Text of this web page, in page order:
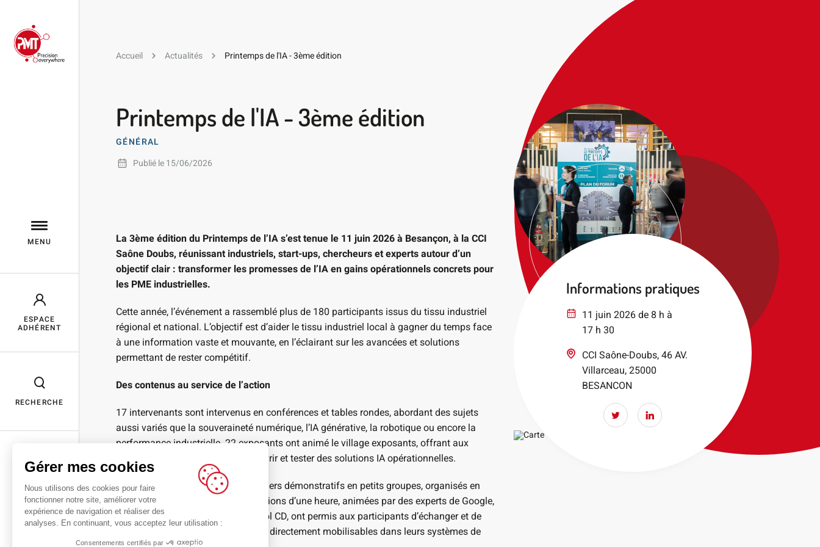
MENU
ESPACE
ADHÉRENT
RECHERCHE
Accueil Actualités Printemps de l'IA - 3ème édition
Printemps de l'IA - 3ème édition
GÉNÉRAL
Publié le 15/06/2026
La 3ème édition du Printemps de l’IA s’est tenue le 11 juin 2026 à Besançon, à la CCI
Saône Doubs, réunissant industriels, start-ups, chercheurs et experts autour d’un
objectif clair : transformer les promesses de l’IA en gains opérationnels concrets pour
les PME industrielles.
Cette année, l’événement a rassemblé plus de 180 participants issus du tissu industriel
régional et national. L’objectif est d’aider le tissu industriel local à gagner du temps face
à une information vaste et mouvante, en l’éclairant sur les avancées et solutions
permettant de rester compétitif.
Des contenus au service de l’action
17 intervenants sont intervenus en conférences et tables rondes, abordant des sujets
aussi variés que la souveraineté numérique, l’IA générative, la robotique ou encore la
performance industrielle. 22 exposants ont animé le village exposants, offrant aux
participants l’opportunité de découvrir et tester des solutions IA opérationnelles.
Nouveauté de cette édition : 11 ateliers démonstratifs en petits groupes, organisés en
parallèle des conférences. Ces sessions d’une heure, animées par des experts de Google,
Orange, SPIE, Dicte.ai ou encore Atol CD, ont permis aux participants d’échanger et de
mettre en pratique des applications directement mobilisables dans leurs systèmes de
Informations pratiques
11 juin 2026 de 8 h à
17 h 30
CCI Saône-Doubs, 46 AV.
Villarceau, 25000
BESANCON
Gérer mes cookies
Nous utilisons des cookies pour faire
fonctionner notre site, améliorer votre
expérience de navigation et réaliser des
analyses. En continuant, vous acceptez leur utilisation :
Consentements certifiés par